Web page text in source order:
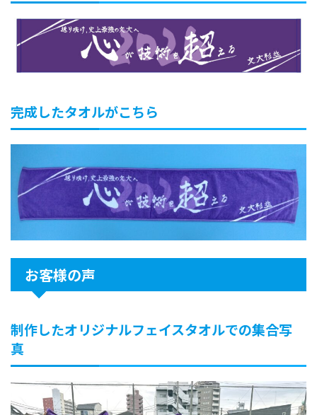
完成したタオルがこちら
お客様の声
制作したオリジナルフェイスタオルでの集合写
真